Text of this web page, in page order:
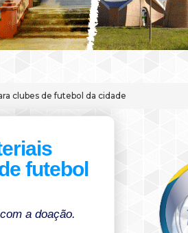
clubes de futebol da cidade
futebol
a doação.